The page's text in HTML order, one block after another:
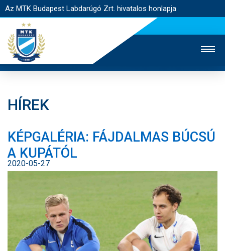
Az MTK Budapest Labdarúgó Zrt. hivatalos honlapja
JEGYÉRTÉKESÍTÉS
WEBSHOP
STADION
EGYESÜLET
CSAPATOK
MÉRKŐZÉSEK
HÍREK
KÉPGALÉRIA: FÁJDALMAS BÚCSÚ
A KUPÁTÓL
2020-05-27